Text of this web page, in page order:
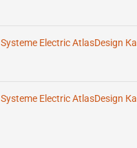
Systeme Electric AtlasDesign
Systeme Electric AtlasDesign